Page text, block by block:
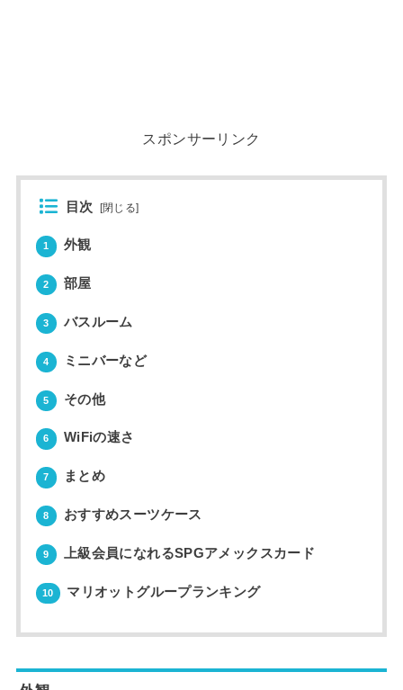
スポンサーリンク
目次 [閉じる]
1 外観
2 部屋
3 バスルーム
4 ミニバーなど
5 その他
6 WiFiの速さ
7 まとめ
8 おすすめスーツケース
9 上級会員になれるSPGアメックスカード
10 マリオットグループランキング